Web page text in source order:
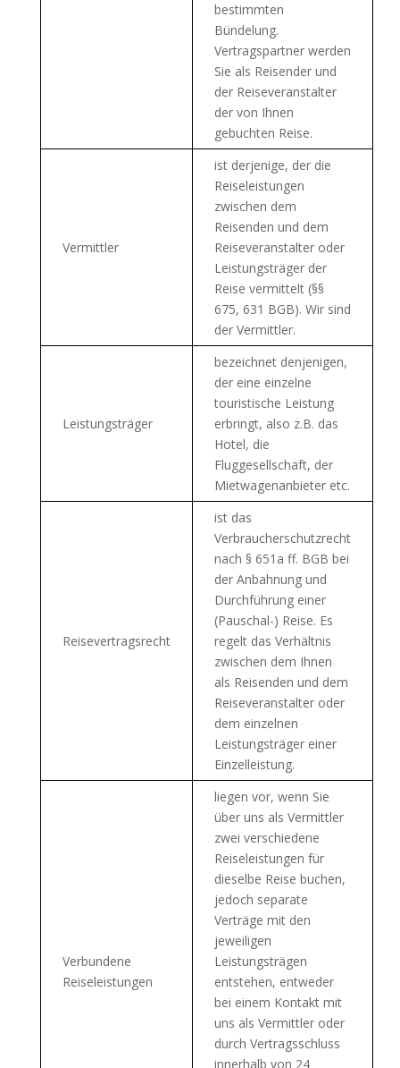
bestimmten
Bündelung.
Vertragspartner werden
Sie als Reisender und
der Reiseveranstalter
der von Ihnen
gebuchten Reise.
Vermittler
ist derjenige, der die
Reiseleistungen
zwischen dem
Reisenden und dem
Reiseveranstalter oder
Leistungsträger der
Reise vermittelt (§§
675, 631 BGB). Wir sind
der Vermittler.
Leistungsträger
bezeichnet denjenigen,
der eine einzelne
touristische Leistung
erbringt, also z.B. das
Hotel, die
Fluggesellschaft, der
Mietwagenanbieter etc.
Reisevertragsrecht
ist das
Verbraucherschutzrecht
nach § 651a ff. BGB bei
der Anbahnung und
Durchführung einer
(Pauschal-) Reise. Es
regelt das Verhältnis
zwischen dem Ihnen
als Reisenden und dem
Reiseveranstalter oder
dem einzelnen
Leistungsträger einer
Einzelleistung.
Verbundene
Reiseleistungen
liegen vor, wenn Sie
über uns als Vermittler
zwei verschiedene
Reiseleistungen für
dieselbe Reise buchen,
jedoch separate
Verträge mit den
jeweiligen
Leistungsträgen
entstehen, entweder
bei einem Kontakt mit
uns als Vermittler oder
durch Vertragsschluss
innerhalb von 24